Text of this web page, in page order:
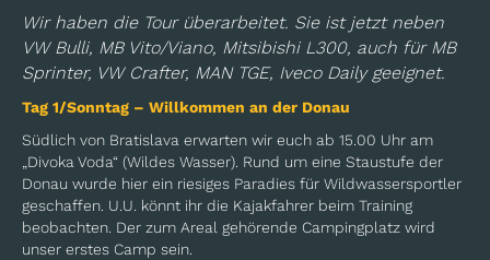
Wir haben die Tour überarbeitet. Sie ist jetzt neben
VW Bulli, MB Vito/Viano, Mitsibishi L300, auch für MB
Sprinter, VW Crafter, MAN TGE, Iveco Daily geeignet.
Tag 1/Sonntag – Willkommen an der Donau
Südlich von Bratislava erwarten wir euch ab 15.00 Uhr am
„Divoka Voda“ (Wildes Wasser). Rund um eine Staustufe der
Donau wurde hier ein riesiges Paradies für Wildwassersportler
geschaffen. U.U. könnt ihr die Kajakfahrer beim Training
beobachten. Der zum Areal gehörende Campingplatz wird
unser erstes Camp sein.